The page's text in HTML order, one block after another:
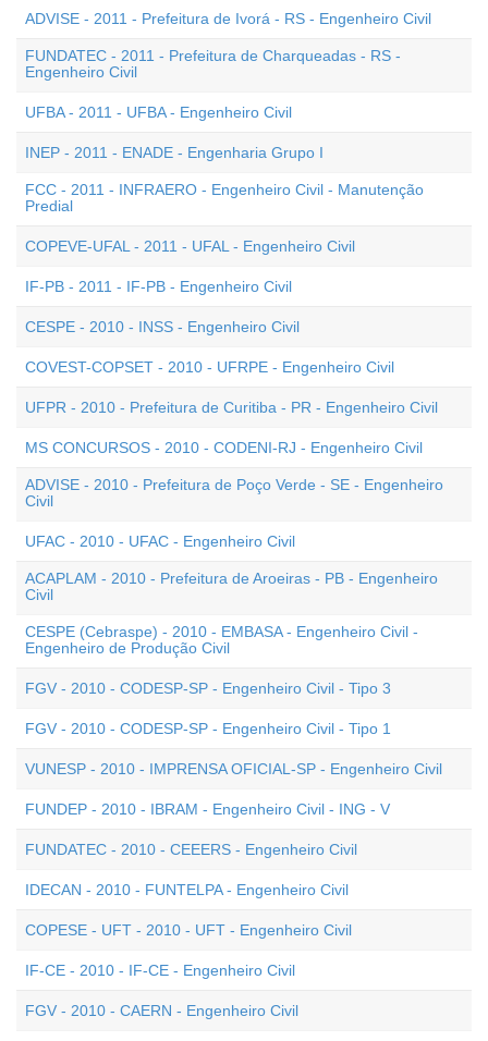
ADVISE - 2011 - Prefeitura de Ivorá - RS - Engenheiro Civil
FUNDATEC - 2011 - Prefeitura de Charqueadas - RS -
Engenheiro Civil
UFBA - 2011 - UFBA - Engenheiro Civil
INEP - 2011 - ENADE - Engenharia Grupo I
FCC - 2011 - INFRAERO - Engenheiro Civil - Manutenção
Predial
COPEVE-UFAL - 2011 - UFAL - Engenheiro Civil
IF-PB - 2011 - IF-PB - Engenheiro Civil
CESPE - 2010 - INSS - Engenheiro Civil
COVEST-COPSET - 2010 - UFRPE - Engenheiro Civil
UFPR - 2010 - Prefeitura de Curitiba - PR - Engenheiro Civil
MS CONCURSOS - 2010 - CODENI-RJ - Engenheiro Civil
ADVISE - 2010 - Prefeitura de Poço Verde - SE - Engenheiro
Civil
UFAC - 2010 - UFAC - Engenheiro Civil
ACAPLAM - 2010 - Prefeitura de Aroeiras - PB - Engenheiro
Civil
CESPE (Cebraspe) - 2010 - EMBASA - Engenheiro Civil -
Engenheiro de Produção Civil
FGV - 2010 - CODESP-SP - Engenheiro Civil - Tipo 3
FGV - 2010 - CODESP-SP - Engenheiro Civil - Tipo 1
VUNESP - 2010 - IMPRENSA OFICIAL-SP - Engenheiro Civil
FUNDEP - 2010 - IBRAM - Engenheiro Civil - ING - V
FUNDATEC - 2010 - CEEERS - Engenheiro Civil
IDECAN - 2010 - FUNTELPA - Engenheiro Civil
COPESE - UFT - 2010 - UFT - Engenheiro Civil
IF-CE - 2010 - IF-CE - Engenheiro Civil
FGV - 2010 - CAERN - Engenheiro Civil